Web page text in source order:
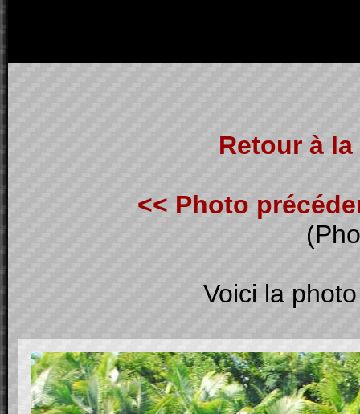
Retour à
<< Photo
Voici la